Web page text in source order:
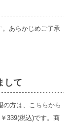
あらかじめご了承
して
方は、
こちらから
339(税込)です。商